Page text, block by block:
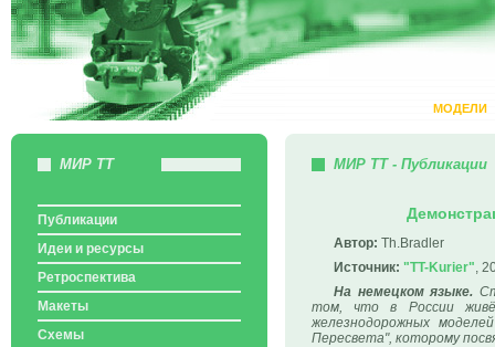
МОДЕЛИ
МИР ТТ
Публикации
Идеи и ресурсы
Ретроспектива
Макеты
Схемы
МИР ТТ - Публикации
Автор: Th.Bradler
Источник: "TT-Kurier",
На немецком языке.
том, что в России
железнодорожных
Пересвета", которому